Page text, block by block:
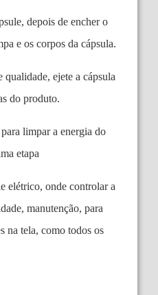
depois de encher o
e os corpos da cápsula.
qualidade, ejete a cápsula
do produto.
limpar a energia do
etapa
elétrico, onde controlar a
manutenção, para
na tela, como todos os